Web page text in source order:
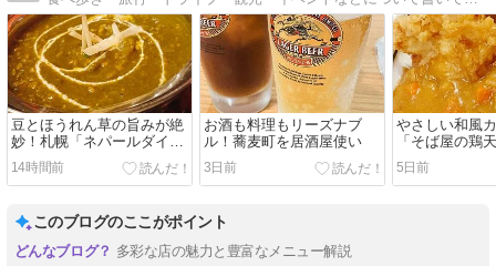
豆とほうれん草の旨みが絶
妙！札幌「ネパールダイニ
ング」のダルサグチキンカ
レー
14時間前
お酒も料理もリーズナブ
ル！蕎麦町を居酒屋使い
3日前
やさしい和風
「そば屋の鶏
5日前
このブログのここがポイント
多彩な店の魅力と豊富なメニュー解説